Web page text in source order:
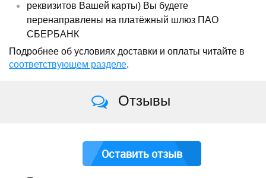
реквизитов Вашей карты) Вы будете
перенаправлены на платёжный шлюз ПАО
СБЕРБАНК
Подробнее об условиях доставки и оплаты читайте в
соответствующем разделе.
Отзывы
Оставить отзыв